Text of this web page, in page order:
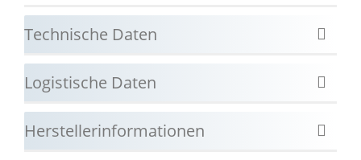
Technische Daten
Logistische Daten
Herstellerinformationen